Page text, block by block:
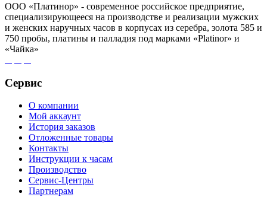
ООО «Платинор» - современное российское предприятие,
специализирующееся на производстве и реализации мужских
и женских наручных часов в корпусах из серебра, золота 585 и
750 пробы, платины и палладия под марками «Platinor» и
«Чайка»
Сервис
О компании
Мой аккаунт
История заказов
Отложенные товары
Контакты
Инструкции к часам
Производство
Сервис-Центры
Партнерам